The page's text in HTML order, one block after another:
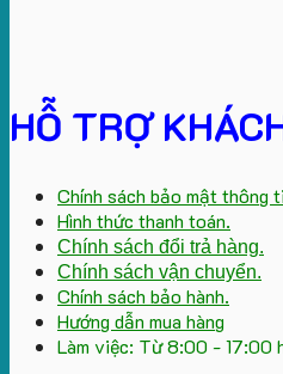
HỖ TRỢ
Chính sách bảo mật thông
Hình thức thanh toán.
Chính sách đổi trả hàng.
Chính sách vận chuyển.
Chính sách bảo hành.
Hướng dẫn mua hàng
Làm việc: Từ 8:00 - 17:00